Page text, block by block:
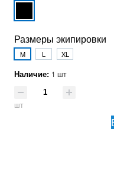
Размеры экипировки
M L XL
Наличие: 1 шт
шт